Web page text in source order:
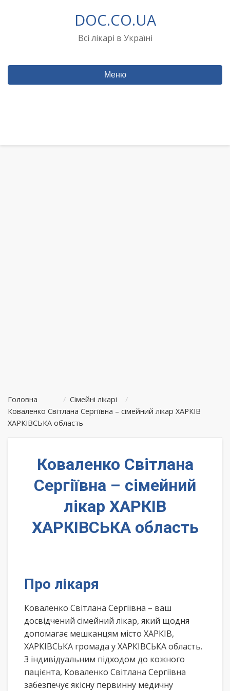
DOC.CO.UA
Всі лікарі в Україні
Меню
Головна / Сімейні лікарі
/
Коваленко Світлана Сергіївна – сімейний лікар ХАРКІВ
ХАРКІВСЬКА область
Коваленко Світлана
Сергіївна – сімейний
лікар ХАРКІВ
ХАРКІВСЬКА область
Про лікаря
Коваленко Світлана Сергіївна – ваш
досвідчений сімейний лікар, який щодня
допомагає мешканцям місто ХАРКІВ,
ХАРКІВСЬКА громада у ХАРКІВСЬКА область.
З індивідуальним підходом до кожного
пацієнта, Коваленко Світлана Сергіївна
забезпечує якісну первинну медичну